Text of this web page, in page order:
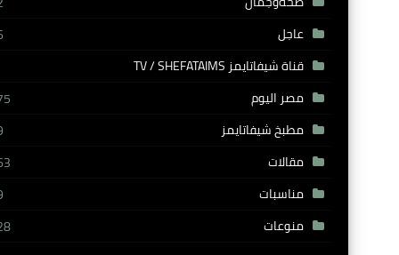
عاجل
قناة شيفاتايمز TV / SHEFATAIMS
مصر اليوم
مطبخ شيفاتايمز
مقالات
مناسبات
منوعات